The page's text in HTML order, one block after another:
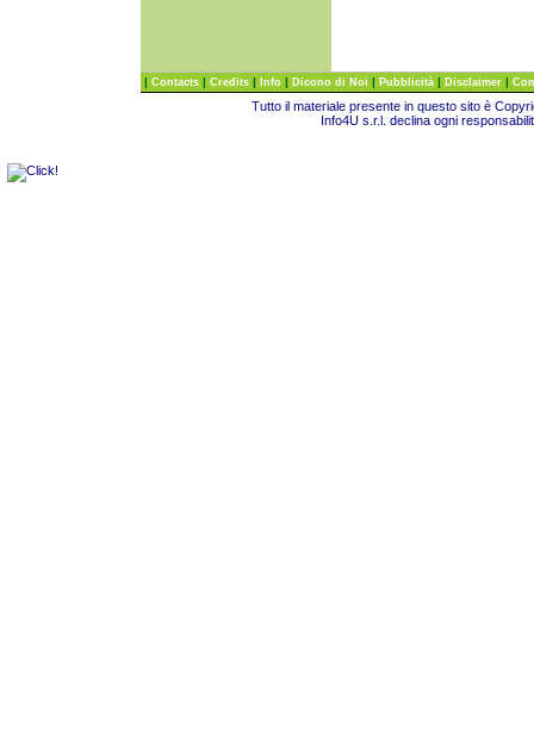
| Contacts | Credits | Info | Dicono di Noi | Pubblicità | Disclaimer |
Tutto il materiale presente in questo sito è
Info4U s.r.l. declina ogni